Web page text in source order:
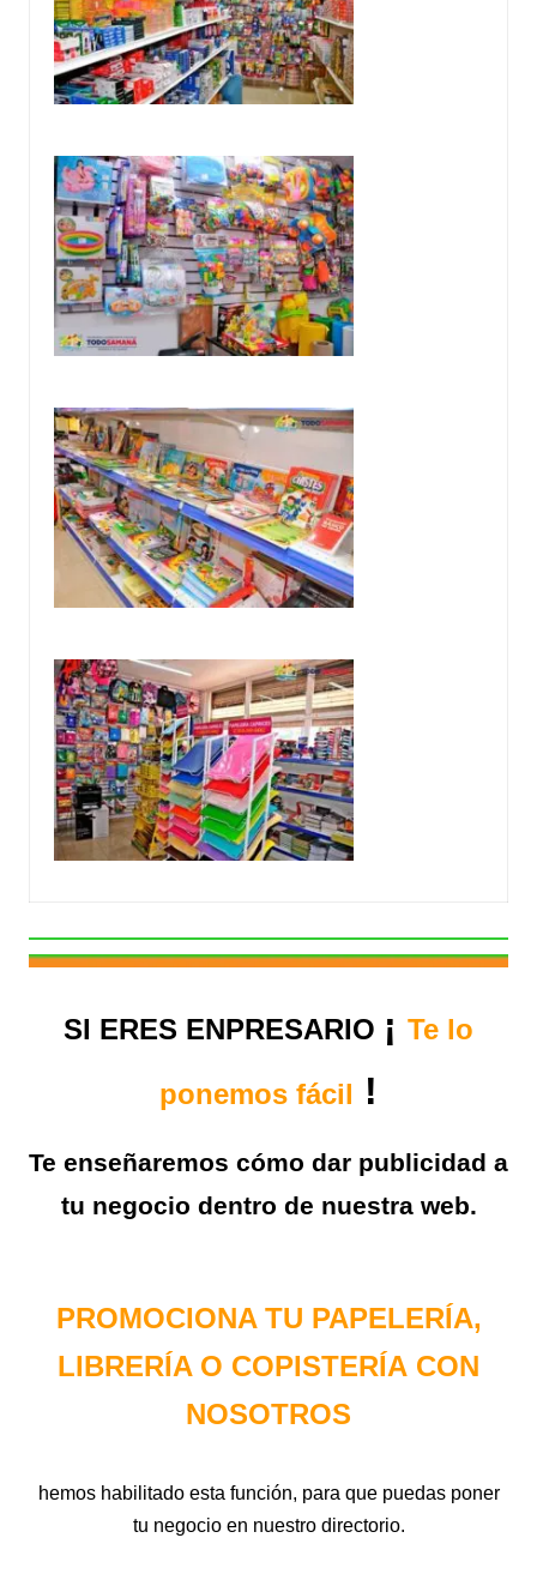
SI ERES ENPRESARIO ¡ Te lo
ponemos fácil !
Te enseñaremos cómo dar publicidad a
tu negocio dentro de nuestra web.
PROMOCIONA TU PAPELERÍA,
LIBRERÍA O COPISTERÍA CON
NOSOTROS
hemos habilitado esta función, para que puedas poner
tu negocio en nuestro directorio.